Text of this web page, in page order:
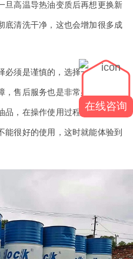
旦高温导热油变质后再想更换新
底清洗干净，这也会增加很多成
必须是谨慎的，选择一个好的导
售后服务也是非常必要的，因
品，在操作使用过程中，还是有
能很好的使用，这时就能体验到
在线咨询